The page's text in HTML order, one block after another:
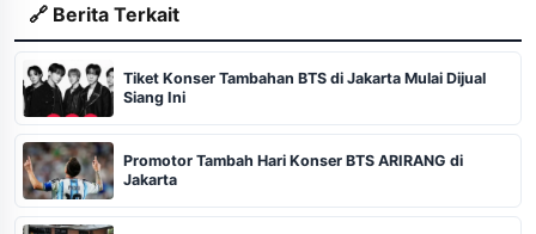
🔗 Berita Terkait
Tiket Konser Tambahan BTS di Jakarta Mulai Dijual
Siang Ini
Promotor Tambah Hari Konser BTS ARIRANG di
Jakarta